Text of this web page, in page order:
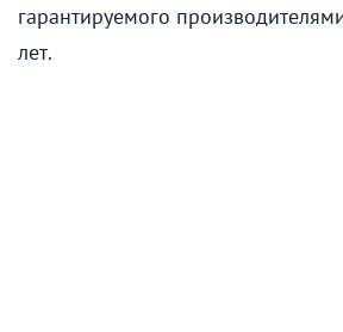
гарантируемого
лет.